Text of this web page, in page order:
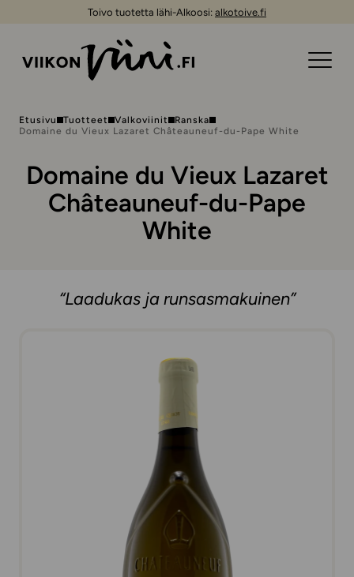
Toivo tuotetta lähi-Alkoosi: alkotoive.fi
Etusivu Tuotteet Valkoviinit
Ranska
Domaine du Vieux Lazaret Châteauneuf-du-Pape White
Domaine du Vieux Lazaret
Châteauneuf-du-Pape
White
“Laadukas ja runsasmakuinen”